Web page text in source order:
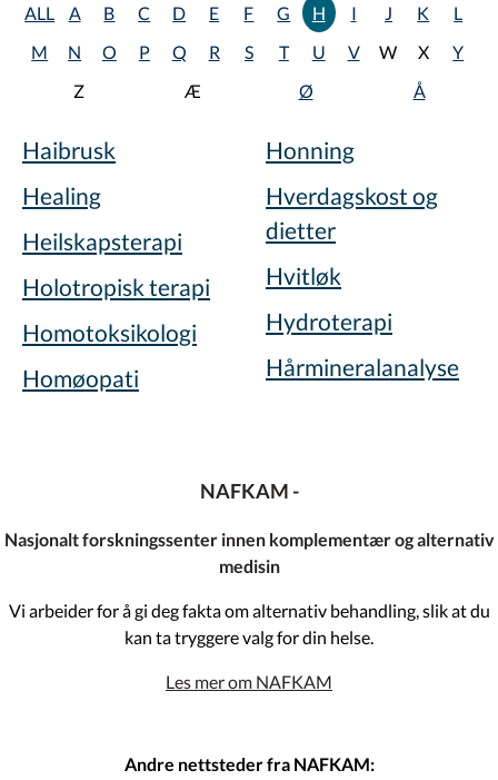
ALL A B C D E F G H I J K
L
M
N O P Q R S T U V W X
Y
Z
Æ Ø Å
Haibrusk
Healing
Heilskapsterapi
Holotropisk terapi
Homotoksikologi
Homøopati
Honning
Hverdagskost og
dietter
Hvitløk
Hydroterapi
Hårmineralanalyse
NAFKAM -
Nasjonalt forskningssenter innen komplementær og alternativ
medisin
Vi arbeider for å gi deg fakta om alternativ behandling, slik at du
kan ta tryggere valg for din helse.
Les mer om NAFKAM
Andre nettsteder fra NAFKAM: